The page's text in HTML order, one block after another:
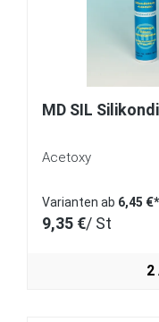
MD SIL
Acetoxy
Varianten ab 6,45 €*
9,35 €/ St
2